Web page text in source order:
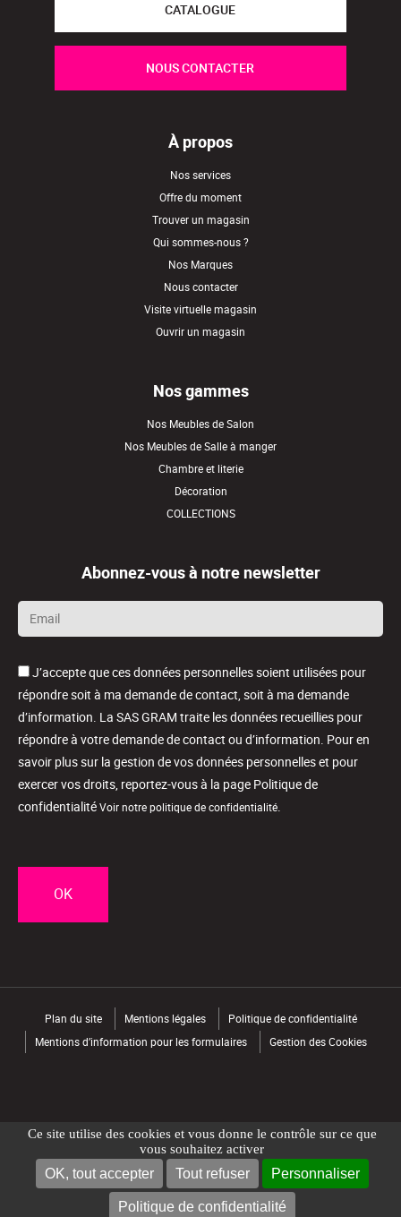
Ce site utilise des cookies et vous donne le contrôle sur ce que
vous souhaitez activer
OK, tout accepter Tout refuser Personnaliser
Politique de confidentialité
NOUS CONTACTER TROUVER UN MAGASIN
CATALOGUE
NOUS CONTACTER
À propos
Nos services
Offre du moment
Trouver un magasin
Qui sommes-nous ?
Nos Marques
Nous contacter
Visite virtuelle magasin
Ouvrir un magasin
Nos gammes
Nos Meubles de Salon
Nos Meubles de Salle à manger
Chambre et literie
Décoration
COLLECTIONS
Abonnez-vous à notre newsletter
Email
*
J’accepte que ces données personnelles soient utilisées pour
répondre soit à ma demande de contact, soit à ma demande
d’information. La SAS GRAM traite les données recueillies pour
répondre à votre demande de contact ou d’information. Pour en
savoir plus sur la gestion de vos données personnelles et pour
exercer vos droits, reportez-vous à la page Politique de
confidentialitéVoir notre politique de confidentialité.
Plan du site Mentions légales
Politique de confidentialité
Mentions d’information pour les formulaires
Gestion des Cookies